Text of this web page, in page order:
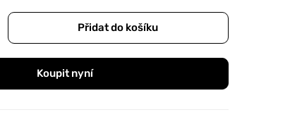
Přidat do košíku
Koupit nyní